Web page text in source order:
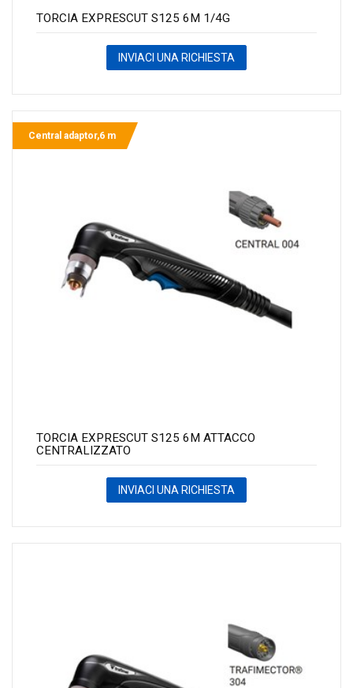
TORCIA EXPRESCUT S125 6M 1/4G
INVIACI UNA RICHIESTA
Central adaptor,6 m
TORCIA EXPRESCUT S125 6M ATTACCO
CENTRALIZZATO
INVIACI UNA RICHIESTA